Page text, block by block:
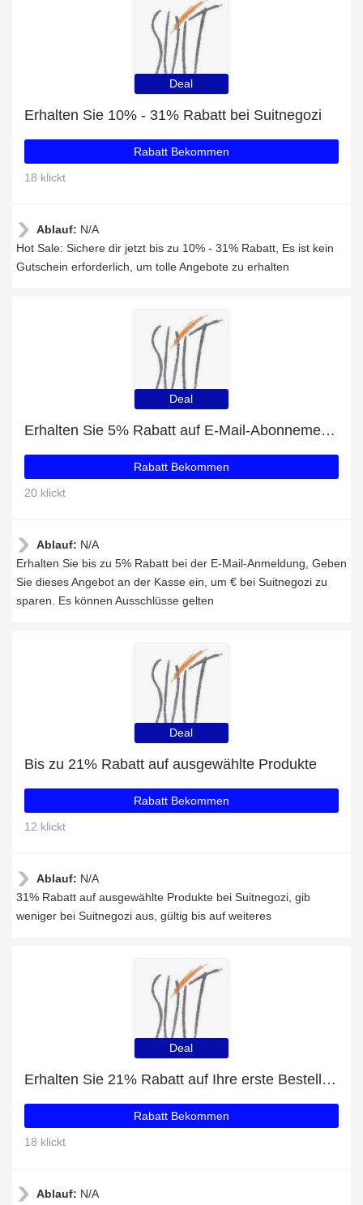
Deal
Erhalten Sie 10% - 31% Rabatt bei Suitnegozi
Rabatt Bekommen
18 klickt
Ablauf: N/A
Hot Sale: Sichere dir jetzt bis zu 10% - 31% Rabatt, Es ist kein
Gutschein erforderlich, um tolle Angebote zu erhalten
Deal
Erhalten Sie 5% Rabatt auf E-Mail-Abonnements
Rabatt Bekommen
20 klickt
Ablauf: N/A
Erhalten Sie bis zu 5% Rabatt bei der E-Mail-Anmeldung, Geben
Sie dieses Angebot an der Kasse ein, um € bei Suitnegozi zu
sparen. Es können Ausschlüsse gelten
Deal
Bis zu 21% Rabatt auf ausgewählte Produkte
Rabatt Bekommen
12 klickt
Ablauf: N/A
31% Rabatt auf ausgewählte Produkte bei Suitnegozi, gib
weniger bei Suitnegozi aus, gültig bis auf weiteres
Deal
Erhalten Sie 21% Rabatt auf Ihre erste Bestellung
Rabatt Bekommen
18 klickt
Ablauf: N/A